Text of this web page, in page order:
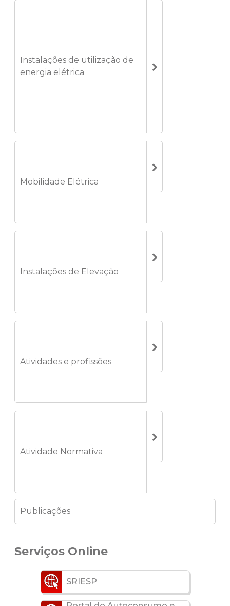
Instalações de utilização de
energia elétrica
Mobilidade Elétrica
Instalações de Elevação
Atividades e profissões
Atividade Normativa
Publicações
Serviços Online
SRIESP